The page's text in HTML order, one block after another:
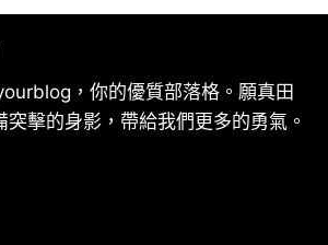
，你的優質部落格。願真田
擊的身影，帶給我們更多的勇氣。